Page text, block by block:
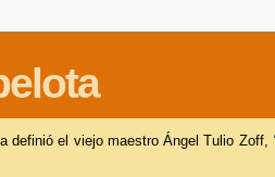
definió el viejo maestro Ángel Tulio Zoff,